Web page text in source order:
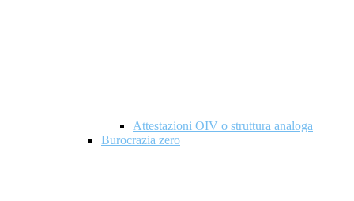
Attestazioni OIV o struttura analoga
Burocrazia zero